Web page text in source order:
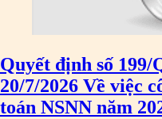
Quyết định số
20/7/2026 Về việc
toán NSNN năm